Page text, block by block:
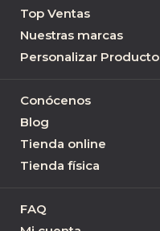
Top Ventas
Nuestras marcas
Personalizar Producto
Conócenos
Blog
Tienda online
Tienda física
FAQ